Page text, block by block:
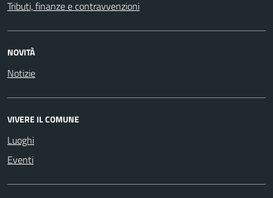
Tributi, finanze e contravvenzioni
NOVITÀ
Notizie
VIVERE IL COMUNE
Luoghi
Eventi